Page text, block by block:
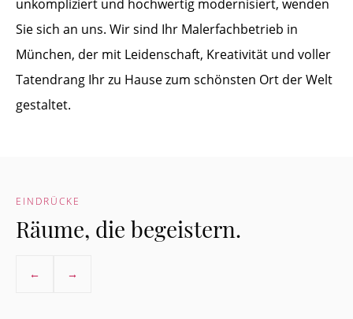
unkompliziert und hochwertig modernisiert, wenden
Sie sich an uns. Wir sind Ihr Malerfachbetrieb in
München, der mit Leidenschaft, Kreativität und voller
Tatendrang Ihr zu Hause zum schönsten Ort der Welt
gestaltet.
EINDRÜCKE
Räume, die begeistern.
← →